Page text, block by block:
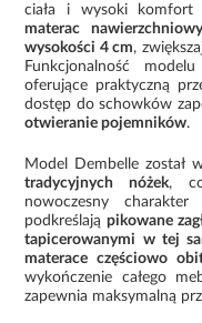
ciała i wysoki komfort
materac
wysokości 4 cm,
Funkcjonalność
oferujące praktyczną
dostęp do schowków
otwieranie pojemników.
Model Dembelle został
tradycyjnych nóżek,
nowoczesny charakter
podkreślająpikowane
tapicerowanymi w tej
materace częściowo
wykończenie całego
zapewnia maksymalną